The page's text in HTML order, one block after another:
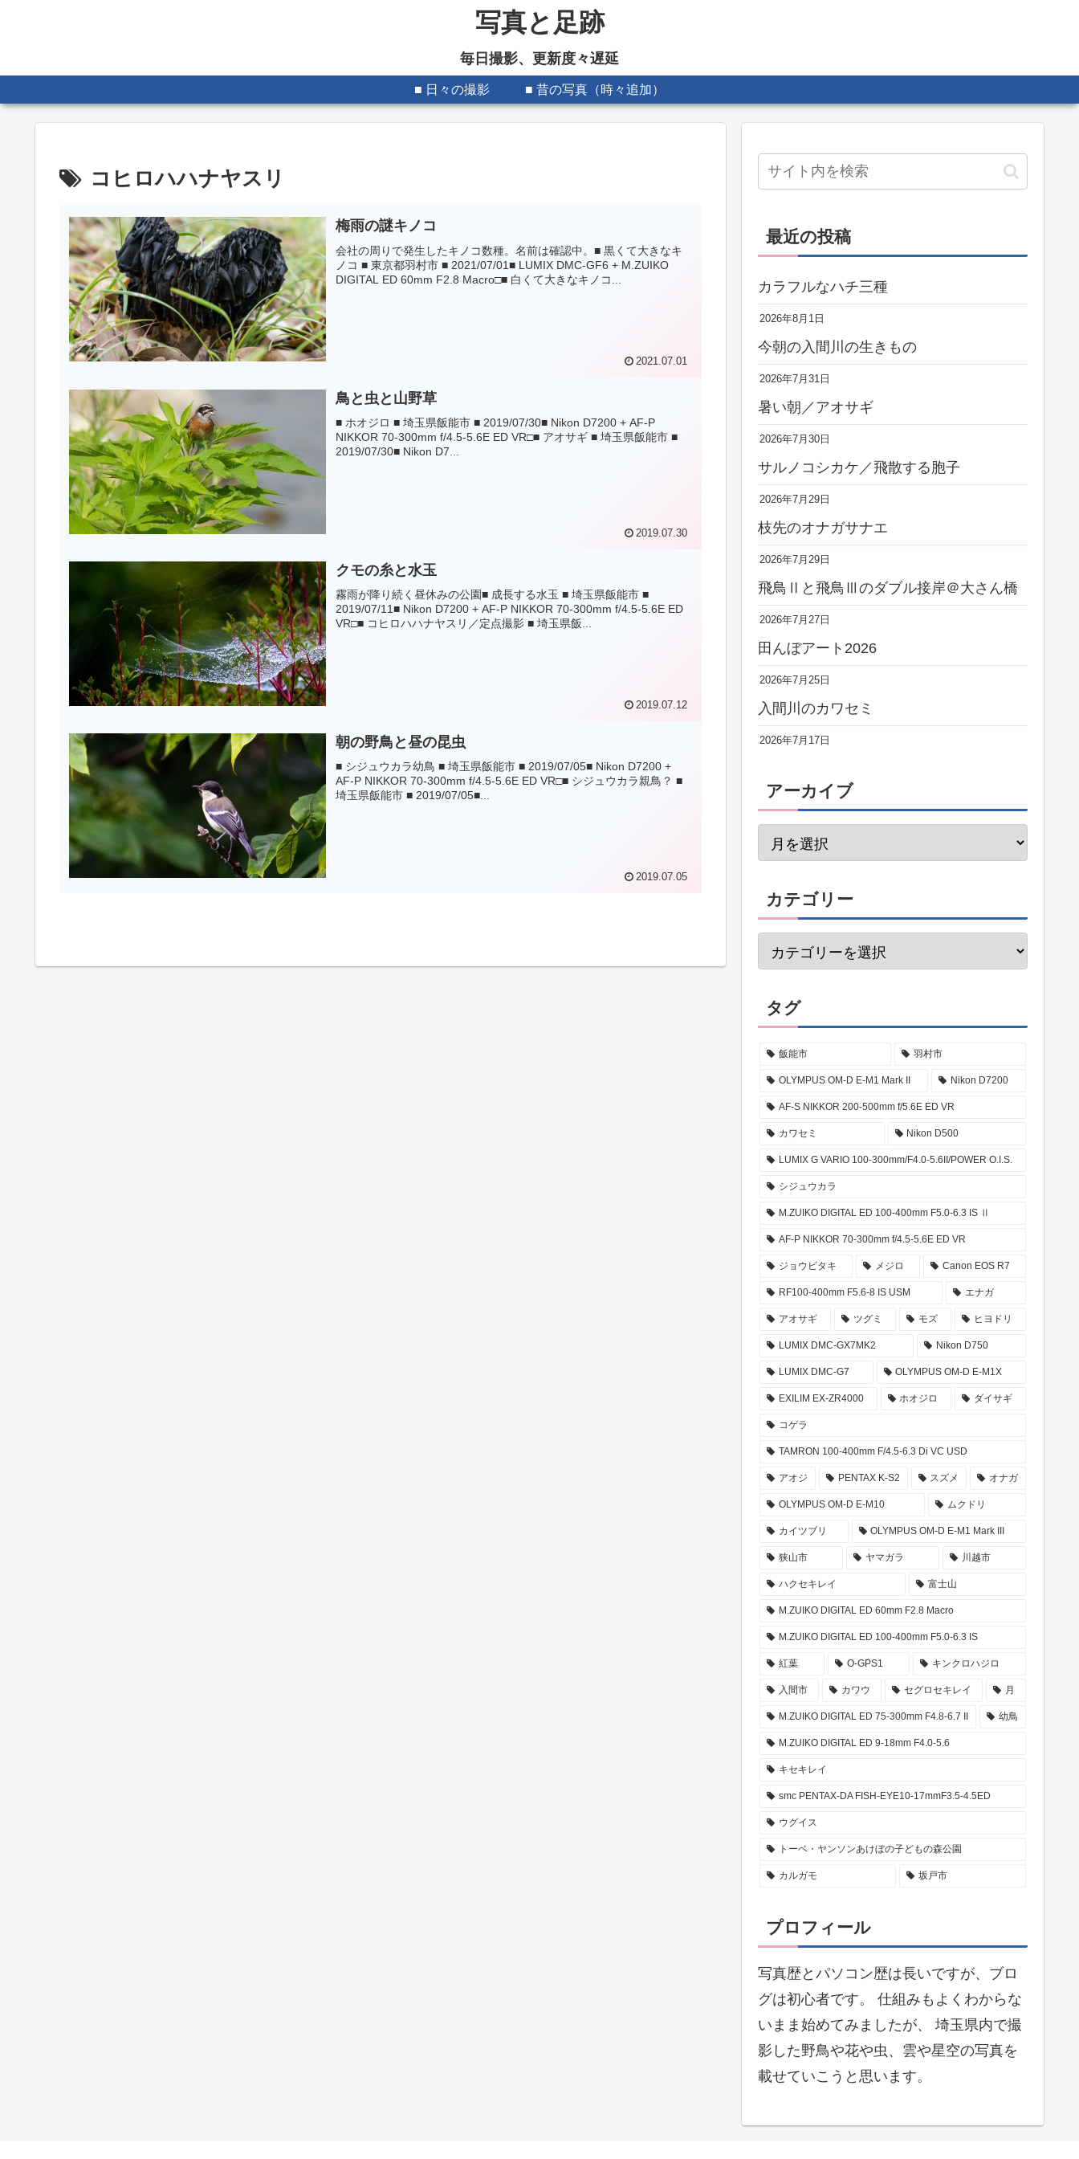
写真と足跡
毎日撮影、更新度々遅延
■ 日々の撮影 ■ 昔の写真（時々追加）
コヒロハハナヤスリ
梅雨の謎キノコ
会社の周りで発生したキノコ数種。名前は確認中。■ 黒くて大きなキ
ノコ ■ 東京都羽村市 ■ 2021/07/01■ LUMIX DMC-GF6 + M.ZUIKO
DIGITAL ED 60mm F2.8 Macro□■ 白くて大きなキノコ...
2021.07.01
鳥と虫と山野草
■ ホオジロ ■ 埼玉県飯能市 ■ 2019/07/30■ Nikon D7200 + AF-P
NIKKOR 70-300mm f/4.5-5.6E ED VR□■ アオサギ ■ 埼玉県飯能市 ■
2019/07/30■ Nikon D7...
2019.07.30
クモの糸と水玉
霧雨が降り続く昼休みの公園■ 成長する水玉 ■ 埼玉県飯能市 ■
2019/07/11■ Nikon D7200 + AF-P NIKKOR 70-300mm f/4.5-5.6E ED
VR□■ コヒロハハナヤスリ／定点撮影 ■ 埼玉県飯...
2019.07.12
朝の野鳥と昼の昆虫
■ シジュウカラ幼鳥 ■ 埼玉県飯能市 ■ 2019/07/05■ Nikon D7200 +
AF-P NIKKOR 70-300mm f/4.5-5.6E ED VR□■ シジュウカラ親鳥？ ■
埼玉県飯能市 ■ 2019/07/05■...
2019.07.05
最近の投稿
カラフルなハチ三種
2026年8月1日
今朝の入間川の生きもの
2026年7月31日
暑い朝／アオサギ
2026年7月30日
サルノコシカケ／飛散する胞子
2026年7月29日
枝先のオナガサナエ
2026年7月29日
飛鳥Ⅱと飛鳥Ⅲのダブル接岸＠大さん橋
2026年7月27日
田んぼアート2026
2026年7月25日
入間川のカワセミ
2026年7月17日
アーカイブ
カテゴリー
タグ
飯能市 羽村市
OLYMPUS OM-D E-M1 Mark II Nikon D7200
AF-S NIKKOR 200-500mm f/5.6E ED VR
カワセミ Nikon D500
LUMIX G VARIO 100-300mm/F4.0-5.6II/POWER O.I.S.
シジュウカラ
M.ZUIKO DIGITAL ED 100-400mm F5.0-6.3 IS Ⅱ
AF-P NIKKOR 70-300mm f/4.5-5.6E ED VR
ジョウビタキ メジロ Canon EOS R7
RF100-400mm F5.6-8 IS USM エナガ
アオサギ ツグミ モズ ヒヨドリ
LUMIX DMC-GX7MK2 Nikon D750
LUMIX DMC-G7 OLYMPUS OM-D E-M1X
EXILIM EX-ZR4000 ホオジロ ダイサギ
コゲラ
TAMRON 100-400mm F/4.5-6.3 Di VC USD
アオジ PENTAX K-S2 スズメ オナガ
OLYMPUS OM-D E-M10 ムクドリ
カイツブリ OLYMPUS OM-D E-M1 Mark III
狭山市 ヤマガラ 川越市
ハクセキレイ 富士山
M.ZUIKO DIGITAL ED 60mm F2.8 Macro
M.ZUIKO DIGITAL ED 100-400mm F5.0-6.3 IS
紅葉 O-GPS1 キンクロハジロ
入間市 カワウ セグロセキレイ 月
M.ZUIKO DIGITAL ED 75-300mm F4.8-6.7 II 幼鳥
M.ZUIKO DIGITAL ED 9-18mm F4.0-5.6
キセキレイ
smc PENTAX-DA FISH-EYE10-17mmF3.5-4.5ED
ウグイス
トーベ・ヤンソンあけぼの子どもの森公園
カルガモ 坂戸市
プロフィール
写真歴とパソコン歴は長いですが、ブロ
グは初心者です。 仕組みもよくわからな
いまま始めてみましたが、 埼玉県内で撮
影した野鳥や花や虫、雲や星空の写真を
載せていこうと思います。